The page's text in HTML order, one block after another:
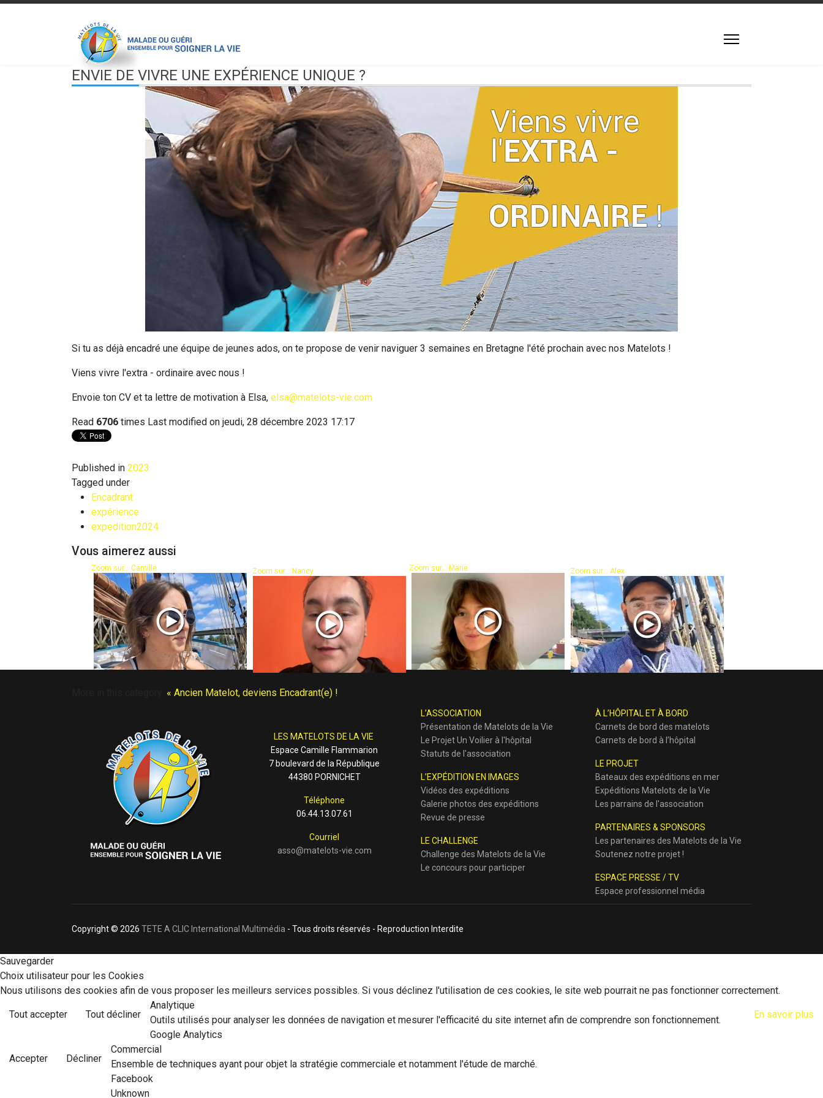
ENVIE DE VIVRE UNE EXPÉRIENCE UNIQUE ?
Si tu as déjà encadré une équipe de jeunes ados, on te propose de venir naviguer 3 semaines en Bretagne l'été prochain avec nos Matelots !
Viens vivre l'extra - ordinaire avec nous !
Envoie ton CV et ta lettre de motivation à Elsa, elsa@matelots-vie.com
Read 6706 times Last modified on jeudi, 28 décembre 2023 17:17
Published in 2023
Tagged under
Encadrant
expérience
expedition2024
Vous aimerez aussi
Zoom sur... Camille Zoom sur... Nancy Zoom sur... Marie Zoom sur... Alex
« Ancien Matelot, deviens Encadrant(e) !
LES MATELOTS DE LA VIE
Espace Camille Flammarion
7 boulevard de la République
44380 PORNICHET
Téléphone
06.44.13.07.61
Courriel
asso@matelots-vie.com
L’ASSOCIATION
Présentation de Matelots de la Vie
Le Projet Un Voilier à l'hôpital
Statuts de l'association
L’EXPÉDITION EN IMAGES
Vidéos des expéditions
Galerie photos des expéditions
Revue de presse
LE CHALLENGE
Challenge des Matelots de la Vie
Le concours pour participer
À L’HÔPITAL ET À BORD
Carnets de bord des matelots
Carnets de bord à l’hôpital
LE PROJET
Bateaux des expéditions en mer
Expéditions Matelots de la Vie
Les parrains de l'association
PARTENAIRES & SPONSORS
Les partenaires des Matelots de la Vie
Soutenez notre projet !
ESPACE PRESSE / TV
Espace professionnel média
Copyright © 2026 TETE A CLIC International Multimédia - Tous droits réservés - Reproduction Interdite
Sauvegarder
Choix utilisateur pour les Cookies
Nous utilisons des cookies afin de vous proposer les meilleurs services possibles. Si vous déclinez l'utilisation de ces cookies, le site web pourrait ne pas fonctionner correctement.
Tout accepter Tout décliner En savoir plus
Analytique
Outils utilisés pour analyser les données de navigation et mesurer l'efficacité du site internet afin de comprendre son fonctionnement.
Google Analytics
Accepter Décliner
Commercial
Ensemble de techniques ayant pour objet la stratégie commerciale et notamment l'étude de marché.
Facebook
Unknown